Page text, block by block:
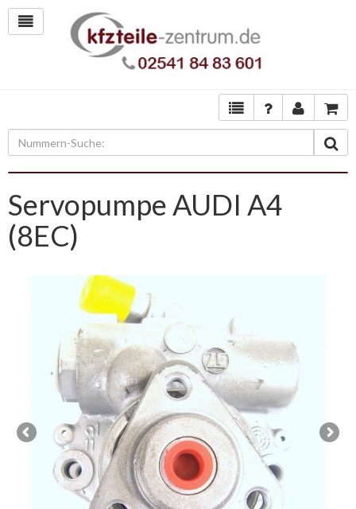
Servopumpe AUDI A4
(8EC)